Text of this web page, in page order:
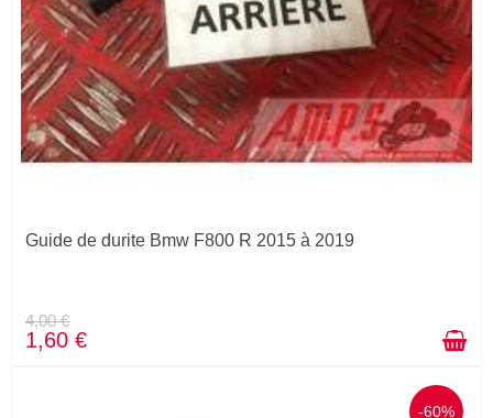
Guide de durite Bmw F800 R 2015 à 2019
4,00 €
1,60 €
-60%